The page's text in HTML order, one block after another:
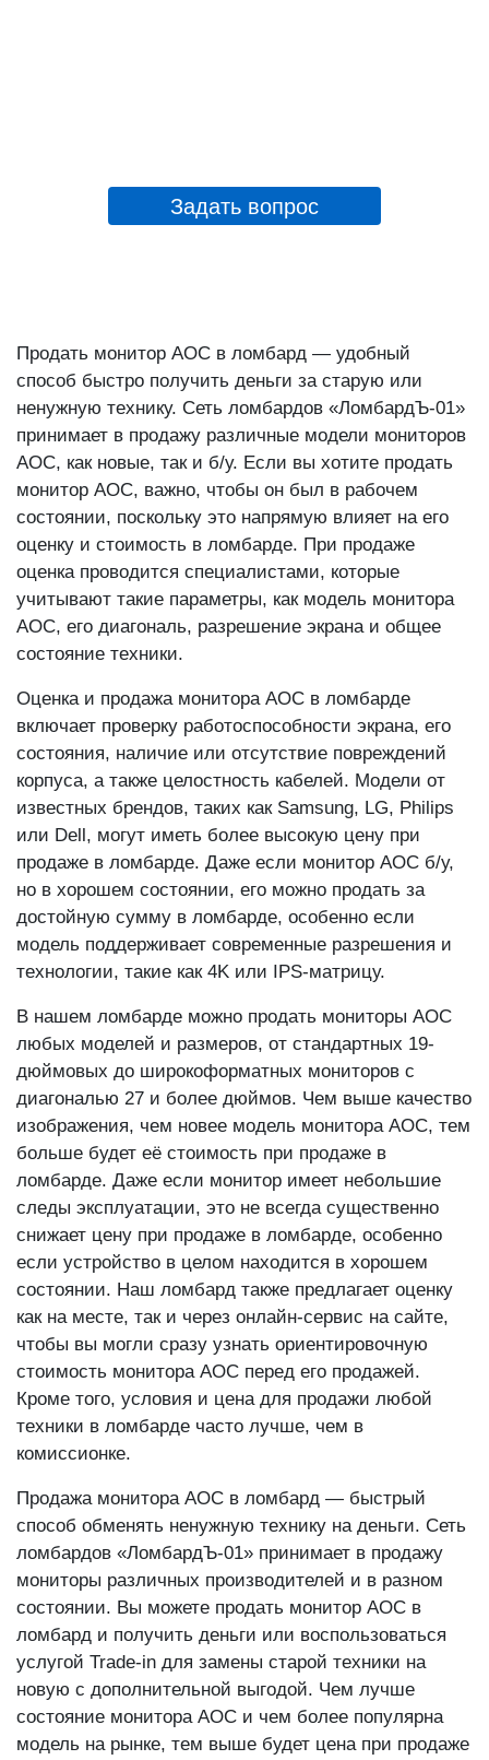
Задать вопрос
Продать монитор AOC в ломбард — удобный
способ быстро получить деньги за старую или
ненужную технику. Сеть ломбардов «ЛомбардЪ-01»
принимает в продажу различные модели мониторов
AOC, как новые, так и б/у. Если вы хотите продать
монитор AOC, важно, чтобы он был в рабочем
состоянии, поскольку это напрямую влияет на его
оценку и стоимость в ломбарде. При продаже
оценка проводится специалистами, которые
учитывают такие параметры, как модель монитора
AOC, его диагональ, разрешение экрана и общее
состояние техники.
Оценка и продажа монитора AOC в ломбарде
включает проверку работоспособности экрана, его
состояния, наличие или отсутствие повреждений
корпуса, а также целостность кабелей. Модели от
известных брендов, таких как Samsung, LG, Philips
или Dell, могут иметь более высокую цену при
продаже в ломбарде. Даже если монитор AOC б/у,
но в хорошем состоянии, его можно продать за
достойную сумму в ломбарде, особенно если
модель поддерживает современные разрешения и
технологии, такие как 4K или IPS-матрицу.
В нашем ломбарде можно продать мониторы AOC
любых моделей и размеров, от стандартных 19-
дюймовых до широкоформатных мониторов с
диагональю 27 и более дюймов. Чем выше качество
изображения, чем новее модель монитора AOC, тем
больше будет её стоимость при продаже в
ломбарде. Даже если монитор имеет небольшие
следы эксплуатации, это не всегда существенно
снижает цену при продаже в ломбарде, особенно
если устройство в целом находится в хорошем
состоянии. Наш ломбард также предлагает оценку
как на месте, так и через онлайн-сервис на сайте,
чтобы вы могли сразу узнать ориентировочную
стоимость монитора AOC перед его продажей.
Кроме того, условия и цена для продажи любой
техники в ломбарде часто лучше, чем в
комиссионке.
Продажа монитора AOC в ломбард — быстрый
способ обменять ненужную технику на деньги. Сеть
ломбардов «ЛомбардЪ-01» принимает в продажу
мониторы различных производителей и в разном
состоянии. Вы можете продать монитор AOC в
ломбард и получить деньги или воспользоваться
услугой Trade-in для замены старой техники на
новую с дополнительной выгодой. Чем лучше
состояние монитора AOC и чем более популярна
модель на рынке, тем выше будет цена при продаже